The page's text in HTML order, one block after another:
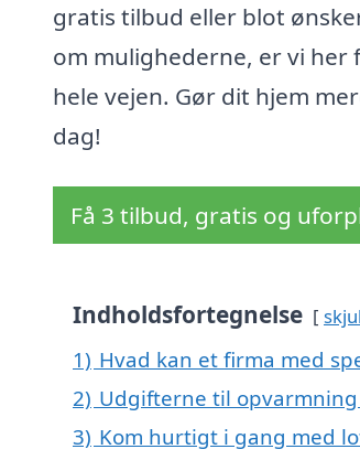
gratis tilbud eller blot
om mulighederne, er vi her
hele vejen. Gør dit hjem
dag!
Få 3 tilbud, gratis og
Indholdsfortegnelse skjul
1) Hvad kan et firma med
2) Udgifterne til
3) Kom hurtigt i gang med